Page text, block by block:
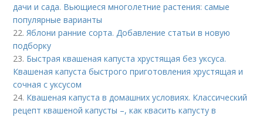
дачи и сада. Вьющиеся многолетние растения: самые
популярные варианты
22.Яблони ранние сорта. Добавление статьи в новую
подборку
23. Быстрая квашеная капуста хрустящая без уксуса.
Квашеная капуста быстрого приготовления хрустящая и
сочная с уксусом
24. Квашеная капуста в домашних условиях. Классический
рецепт квашеной капусты –, как квасить капусту в